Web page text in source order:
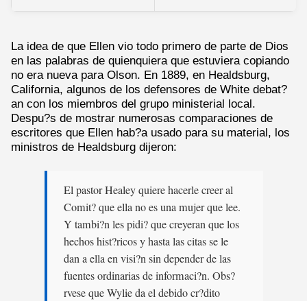
La idea de que Ellen vio todo primero de parte de Dios
en las palabras de quienquiera que estuviera copiando
no era nueva para Olson. En 1889, en Healdsburg,
California, algunos de los defensores de White debat?
an con los miembros del grupo ministerial local.
Despu?s de mostrar numerosas comparaciones de
escritores que Ellen hab?a usado para su material, los
ministros de Healdsburg dijeron:
El pastor Healey quiere hacerle creer al
Comit? que ella no es una mujer que lee.
Y tambi?n les pidi? que creyeran que los
hechos hist?ricos y hasta las citas se le
dan a ella en visi?n sin depender de las
fuentes ordinarias de informaci?n. Obs?
rvese que Wylie da el debido cr?dito